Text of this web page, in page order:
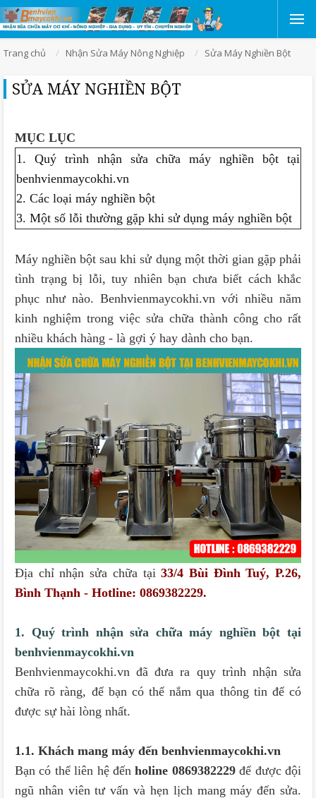
Trang chủ Nhận Sửa Máy Nông Nghiệp Sửa Máy Nghiền Bột
SỬA MÁY NGHIỀN BỘT
MỤC LỤC
1. Quý trình nhận sửa chữa máy nghiền bột tại
benhvienmaycokhi.vn
2. Các loại máy nghiền bột
3. Một số lỗi thường gặp khi sử dụng máy nghiền bột
Máy nghiền bột sau khi sử dụng một thời gian gặp phải
tình trạng bị lỗi, tuy nhiên bạn chưa biết cách khắc
phục như nào. Benhvienmaycokhi.vn với nhiều năm
kinh nghiệm trong việc sửa chữa thành công cho rất
nhiều khách hàng - là gợi ý hay dành cho bạn.
Địa chỉ nhận sửa chữa tại33/4 Bùi Đình Tuý, P.26,
Bình Thạnh - Hotline: 0869382229.
1. Quý trình nhận sửa chữa máy nghiền bột tại
benhvienmaycokhi.vn
Benhvienmaycokhi.vn đã đưa ra quy trình nhận sửa
chữa rõ ràng, để bạn có thể nắm qua thông tin để có
được sự hài lòng nhất.
1.1. Khách mang máy đến benhvienmaycokhi.vn
Bạn có thể liên hệ đếnholine 0869382229để được đội
ngũ nhân viên tư vấn và hẹn lịch mang máy đến sửa.